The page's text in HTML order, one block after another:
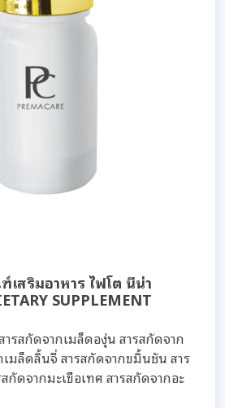
เสริมอาหาร ไฟโต นีน่า
SUPPLEMENT
รสกัดจากเมล็ดองุ่น สารสกัดจาก
มล็ดลิ้นจี่ สารสกัดจากขมิ้นชัน สาร
กัดจากมะเขือเทศ สารสกัดจากอะ